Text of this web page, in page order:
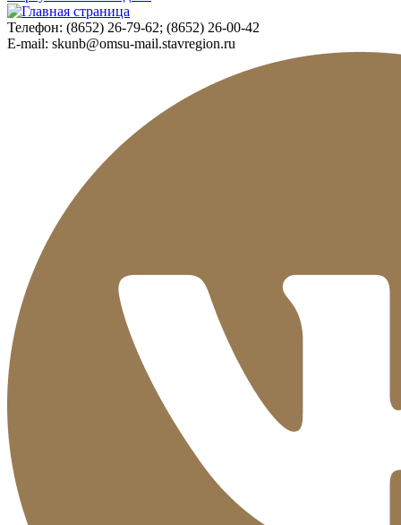
Телефон: (8652) 26-79-62; (8652) 26-00-42
E-mail: skunb@omsu-mail.stavregion.ru